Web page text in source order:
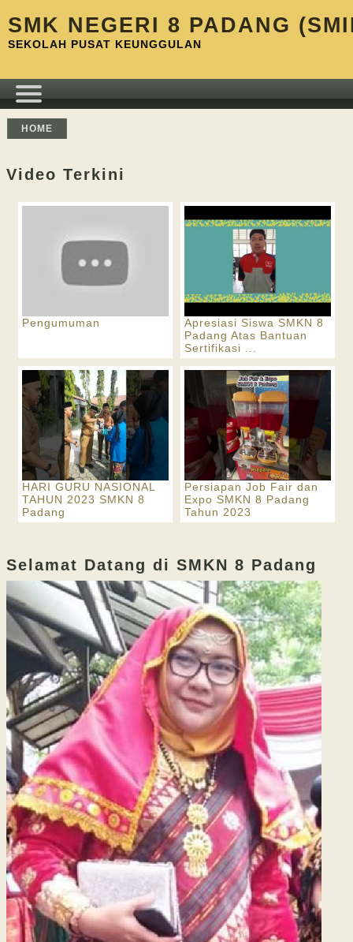
SMK NEGERI 8 PADANG
SEKOLAH PUSAT KEUNGGULAN
HOME
Video Terkini
Pengumuman
Apresiasi Siswa SMKN 8
Padang Atas Bantuan
Sertifikasi ...
HARI GURU NASIONAL
TAHUN 2023 SMKN 8
Padang
Persiapan Job Fair dan
Expo SMKN 8 Padang
Tahun 2023
Selamat Datang di SMKN 8 Padang